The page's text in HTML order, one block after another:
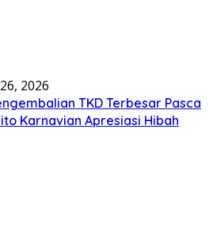
2026
TKD Terbesar Pasca
Karnavian Apresiasi Hibah